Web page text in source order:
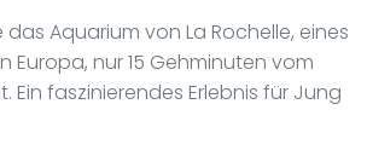
das Aquarium von La Rochelle, eines
Europa, nur 15 Gehminuten vom
Ein faszinierendes Erlebnis für Jung